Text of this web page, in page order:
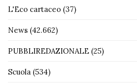
L'Eco cartaceo (37)
News (42.662)
PUBBLIREDAZIONALE (25)
Scuola (534)